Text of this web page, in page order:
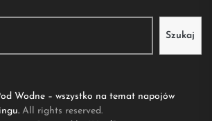
Szukaj
Wodne – wszystko na temat napojów
All rights reserved.